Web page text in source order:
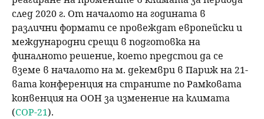
след 2020 г. От началото на годината в
различни формати се провеждат европейски и
международни срещи в подготовка на
финалното решение, което предстои да се
вземе в началото на м. декември в Париж на 21-
вата конференция на страните по Рамковата
конвенция на ООН за изменение на климата
(СОР-21).